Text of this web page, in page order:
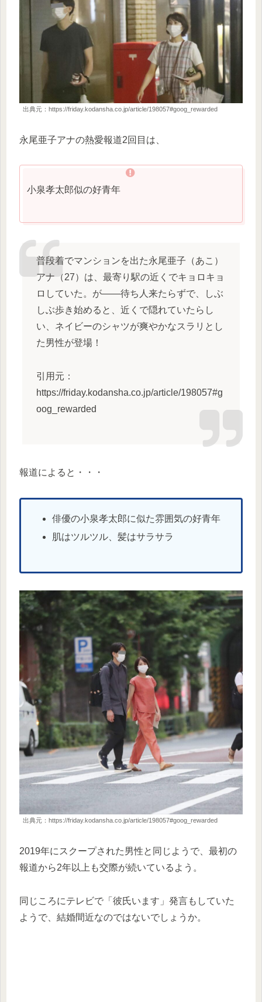
出典元：https://friday.kodansha.co.jp/article/198057#goog_rewarded
永尾亜子アナの熱愛報道2回目は、
小泉孝太郎似の好青年
普段着でマンションを出た永尾亜子（あこ）
アナ（27）は、最寄り駅の近くでキョロキョ
ロしていた。が――待ち人来たらずで、しぶ
しぶ歩き始めると、近くで隠れていたらし
い、ネイビーのシャツが爽やかなスラリとし
た男性が登場！
引用元：
https://friday.kodansha.co.jp/article/198057#g
oog_rewarded
報道によると・・・
俳優の小泉孝太郎に似た雰囲気の好青年
肌はツルツル、髪はサラサラ
出典元：https://friday.kodansha.co.jp/article/198057#goog_rewarded
2019年にスクープされた男性と同じようで、最初の
報道から2年以上も交際が続いているよう。
同じころにテレビで「彼氏います」発言もしていた
ようで、結婚間近なのではないでしょうか。